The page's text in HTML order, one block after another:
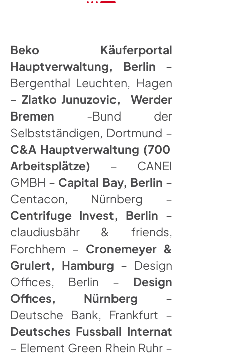
Beko Käuferportal
Hauptverwaltung, Berlin –
Bergenthal Leuchten, Hagen
– Zlatko Junuzovic, Werder
Bremen -Bund der
Selbstständigen, Dortmund –
C&A Hauptverwaltung (700
Arbeitsplätze) – CANEI
GMBH – Capital Bay, Berlin –
Centacon, Nürnberg –
Centrifuge Invest, Berlin –
claudiusbähr & friends,
Forchhem – Cronemeyer &
Grulert, Hamburg – Design
Offices, Berlin – Design
Offices, Nürnberg –
Deutsche Bank, Frankfurt –
Deutsches Fussball Internat
– Element Green Rhein Ruhr –